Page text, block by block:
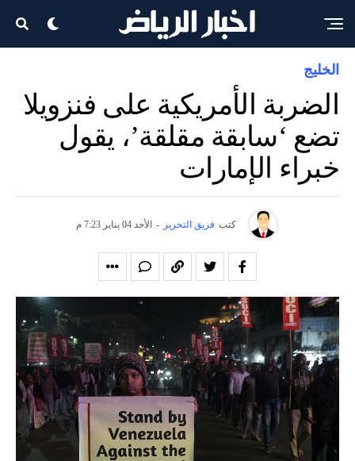
الخليج
الضربة الأمريكية على فنزويلا
تضع ‘سابقة مقلقة’، يقول
خبراء الإمارات
كتب فريق التحرير - الأحد 04 يناير 7:23 م